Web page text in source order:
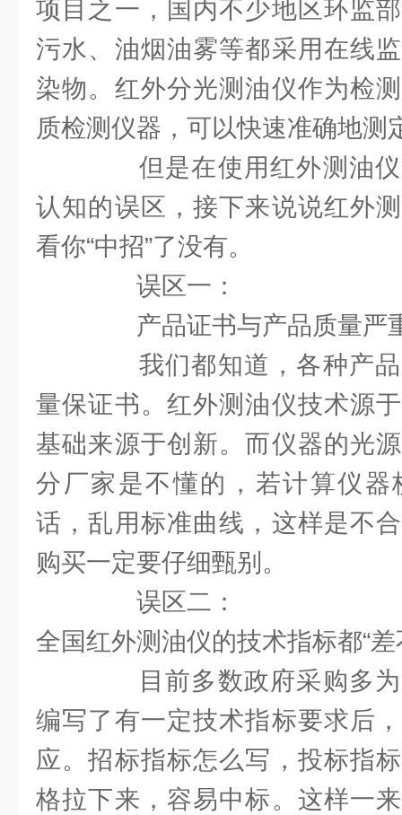
项目之一，国内不少地区环监
污水、油烟油雾等都采用在线
染物。红外分光测油仪作为检
质检测仪器，可以快速准确地测
但是在使用红外测油仪
认知的误区，接下来说说红外
看你“中招”了没有。
误区一：
产品证书与产品质量严
我们都知道，各种产品
量保证书。红外测油仪技术源
基础来源于创新。而仪器的光
分厂家是不懂的，若计算仪器
话，乱用标准曲线，这样是不
购买一定要仔细甄别。
误区二：
全国红外测油仪的技术指标都“差
目前多数政府采购多为
编写了有一定技术指标要求后
应。招标指标怎么写，投标指
格拉下来，容易中标。这样一